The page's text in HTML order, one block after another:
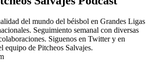
del mundo del béisbol en Grandes Ligas
Seguimiento semanal con diversas
Siguenos en Twitter y en
equipo de Pitcheos Salvajes.